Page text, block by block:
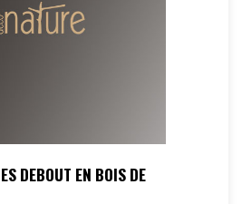
DEBOUT EN BOIS DE